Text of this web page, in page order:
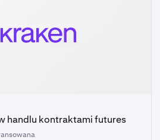
handlu kontraktami futures